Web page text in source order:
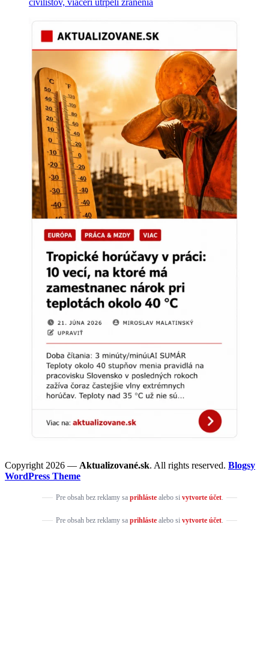
Copyright 2026 — Aktualizované.sk. All rights reserved. Blogsy
WordPress Theme
Pre obsah bez reklamy sa prihlástealebo si vytvorte účet.